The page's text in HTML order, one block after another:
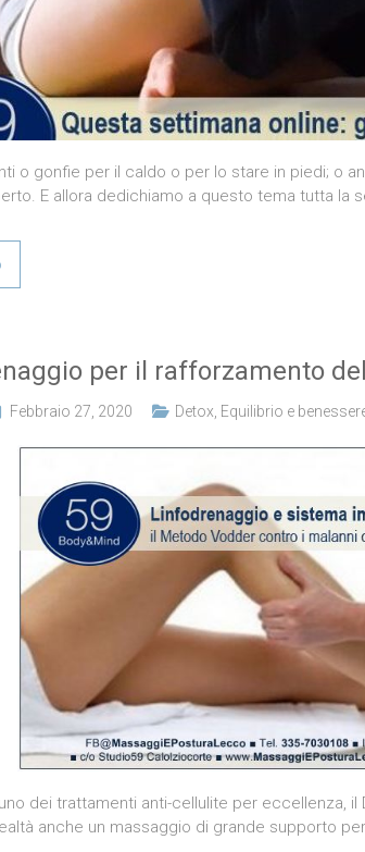
o gonfie per il caldo o per lo stare in piedi; o
E allora dedichiamo a questo tema tutta la
per il rafforzamento
Febbraio 27, 2020 Detox Equilibrio e
dei trattamenti anti-cellulite per eccellenza,
anche un massaggio di grande supporto